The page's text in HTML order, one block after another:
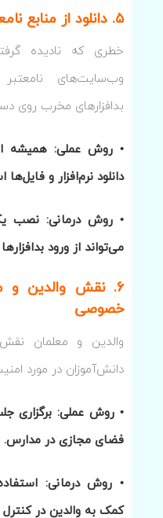
۵. دانلود از منابع نامعتبر
خطری که نادیده
وب‌سایت‌های
بدافزارهای مخرب روی
• روش عملی: همیشه
دانلود نرم‌افزار و
• روش درمانی: نصب
می‌تواند از ورود
۶. نقش والدین و
خصوصی
والدین و معلمان
دانش‌آموزان در مورد
• روش عملی: برگزاری
فضای مجازی در مدارس.
• روش درمانی: استفاده
کمک به والدین در کنترل